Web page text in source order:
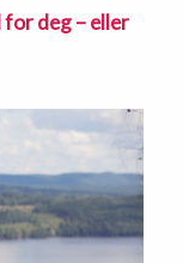
deg – eller